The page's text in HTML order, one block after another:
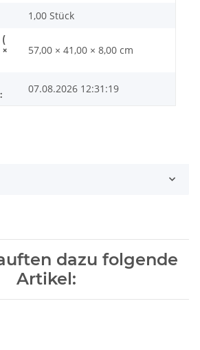
1,00 Stück
57,00 × 41,00 × 8,00 cm
07.08.2026 12:31:19
dazu folgende
Artikel: